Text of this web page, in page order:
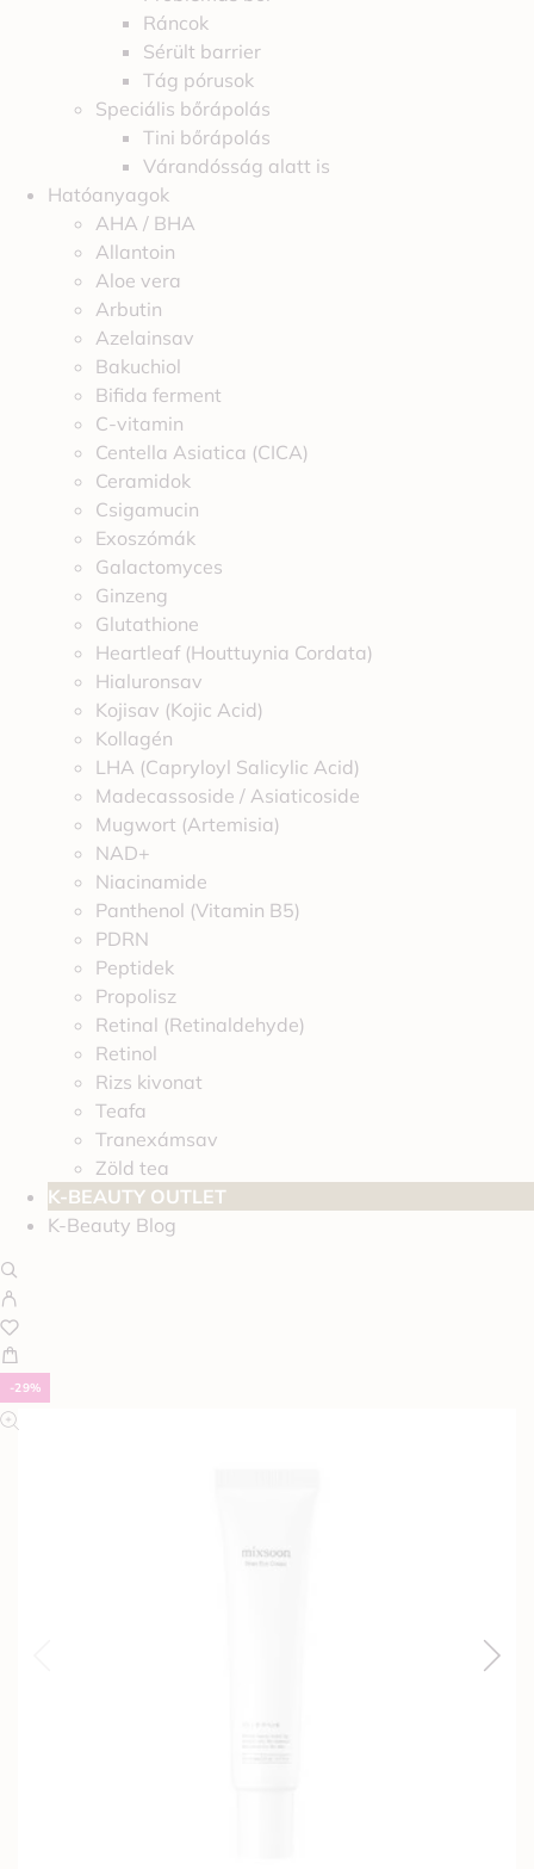
Ráncok
Sérült barrier
Tág pórusok
Speciális bőrápolás
Tini bőrápolás
Várandósság alatt is
Hatóanyagok
AHA / BHA
Allantoin
Aloe vera
Arbutin
Azelainsav
Bakuchiol
Bifida ferment
C-vitamin
Centella Asiatica (CICA)
Ceramidok
Csigamucin
Exoszómák
Galactomyces
Ginzeng
Glutathione
Heartleaf (Houttuynia Cordata)
Hialuronsav
Kojisav (Kojic Acid)
Kollagén
LHA (Capryloyl Salicylic Acid)
Madecassoside / Asiaticoside
Mugwort (Artemisia)
NAD+
Niacinamide
Panthenol (Vitamin B5)
PDRN
Peptidek
Propolisz
Retinal (Retinaldehyde)
Retinol
Rizs kivonat
Teafa
Tranexámsav
Zöld tea
K-BEAUTY OUTLET
K-Beauty Blog
-29%